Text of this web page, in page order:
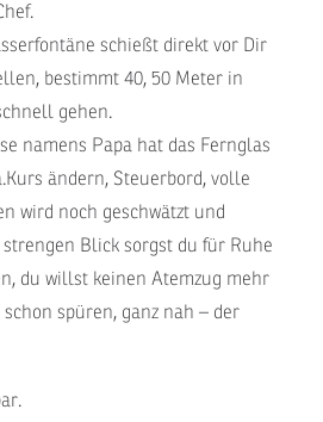
schießt direkt vor Dir
bestimmt 40, 50 Meter in
gehen.
namens Papa hat das Fernglas
ändern, Steuerbord, volle
wird noch geschwätzt und
Blick sorgst du für Ruhe
du willst keinen Atemzug mehr
spüren, ganz nah – der